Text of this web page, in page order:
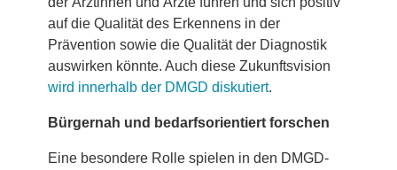
auf die Qualität des Erkennens in der
Prävention sowie die Qualität der Diagnostik
auswirken könnte. Auch diese Zukunftsvision
wird innerhalb der DMGD diskutiert.
Bürgernah und bedarfsorientiert forschen
Eine besondere Rolle spielen in den DMGD-